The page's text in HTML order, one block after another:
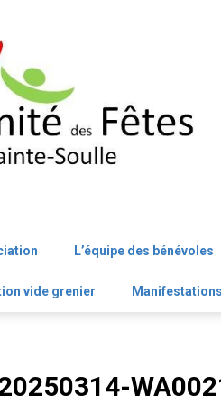
L’équipe des bénévoles
vide grenier